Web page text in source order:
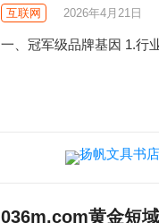
互联网 2026年4月21日
一、冠军级品牌基因​ 1.行
036m.com黄金短